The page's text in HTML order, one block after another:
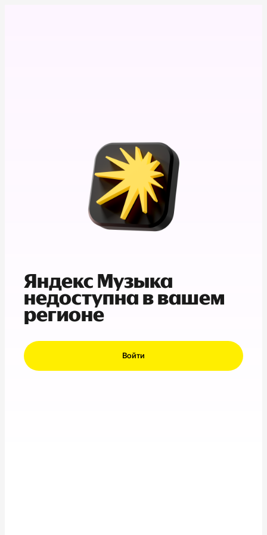
Яндекс Музыка
недоступна в вашем
регионе
Войти